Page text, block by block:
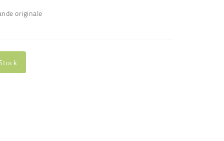
originale